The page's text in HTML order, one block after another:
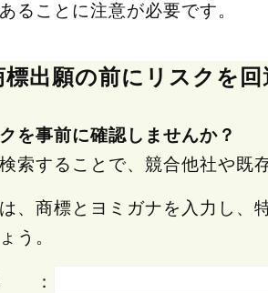
ることに注意が必要です。
標出願の前にリスクを回
を事前に確認しませんか？
索することで、競合他社や既
、商標とヨミガナを入力し、
う。
：